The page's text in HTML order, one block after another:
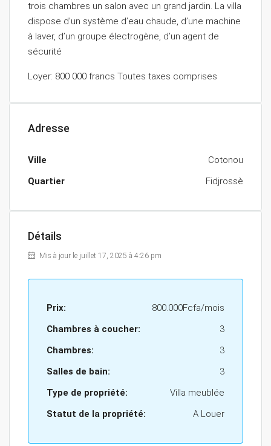
trois chambres un salon avec un grand jardin. La villa
dispose d’un système d’eau chaude, d’une machine
à laver, d’un groupe électrogène, d’un agent de
sécurité
Loyer: 800 000 francs Toutes taxes comprises
Adresse
Ville
Cotonou
Quartier
Fidjrossè
Détails
Mis à jour le juillet 17, 2025 à 4:26 pm
Prix:
800.000Fcfa/mois
Chambres à coucher:
3
Chambres:
3
Salles de bain:
3
Type de propriété:
Villa meublée
Statut de la propriété:
A Louer